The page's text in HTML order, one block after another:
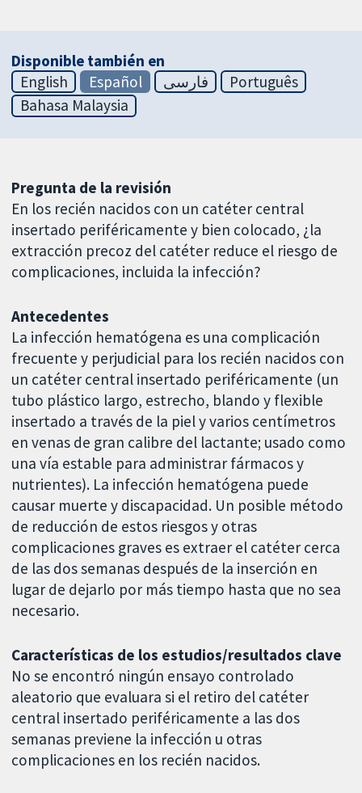
Disponible también en
English
Español فارسی
Português
Bahasa Malaysia
Pregunta de la revisión
En los recién nacidos con un catéter central
insertado periféricamente y bien colocado, ¿la
extracción precoz del catéter reduce el riesgo de
complicaciones, incluida la infección?
Antecedentes
La infección hematógena es una complicación
frecuente y perjudicial para los recién nacidos con
un catéter central insertado periféricamente (un
tubo plástico largo, estrecho, blando y flexible
insertado a través de la piel y varios centímetros
en venas de gran calibre del lactante; usado como
una vía estable para administrar fármacos y
nutrientes). La infección hematógena puede
causar muerte y discapacidad. Un posible método
de reducción de estos riesgos y otras
complicaciones graves es extraer el catéter cerca
de las dos semanas después de la inserción en
lugar de dejarlo por más tiempo hasta que no sea
necesario.
Características de los estudios/resultados clave
No se encontró ningún ensayo controlado
aleatorio que evaluara si el retiro del catéter
central insertado periféricamente a las dos
semanas previene la infección u otras
complicaciones en los recién nacidos.